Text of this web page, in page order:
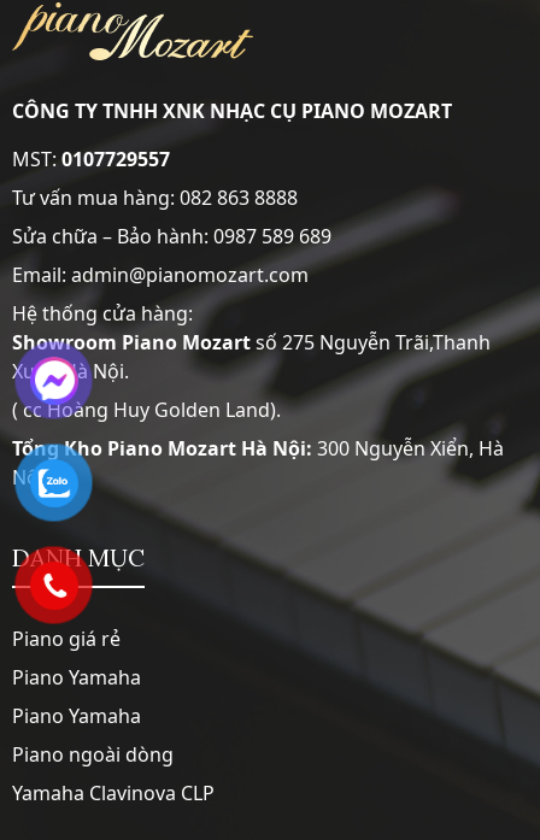
CÔNG TY TNHH XNK NHẠC CỤ PIANO MOZART
MST:0107729557
Tư vấn mua hàng: 082 863 8888
Sửa chữa – Bảo hành: 0987 589 689
Email: admin@pianomozart.com
Hệ thống cửa hàng:
Showroom Piano Mozartsố 275 Nguyễn Trãi,Thanh
Xuân,Hà Nội.
( cc Hoàng Huy Golden Land).
Tổng Kho Piano Mozart Hà Nội: 300 Nguyễn Xiển, Hà
Nội
DANH MỤC
Piano giá rẻ
Piano Yamaha
Piano Yamaha
Piano ngoài dòng
Yamaha Clavinova CLP